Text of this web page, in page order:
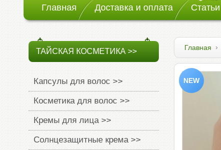
Главная Доставка и оплата Статьи
ТАЙСКАЯ КОСМЕТИКА >>
Капсулы для волос >>
Косметика для волос >>
Кремы для лица >>
Солнцезащитные крема >>
Главная